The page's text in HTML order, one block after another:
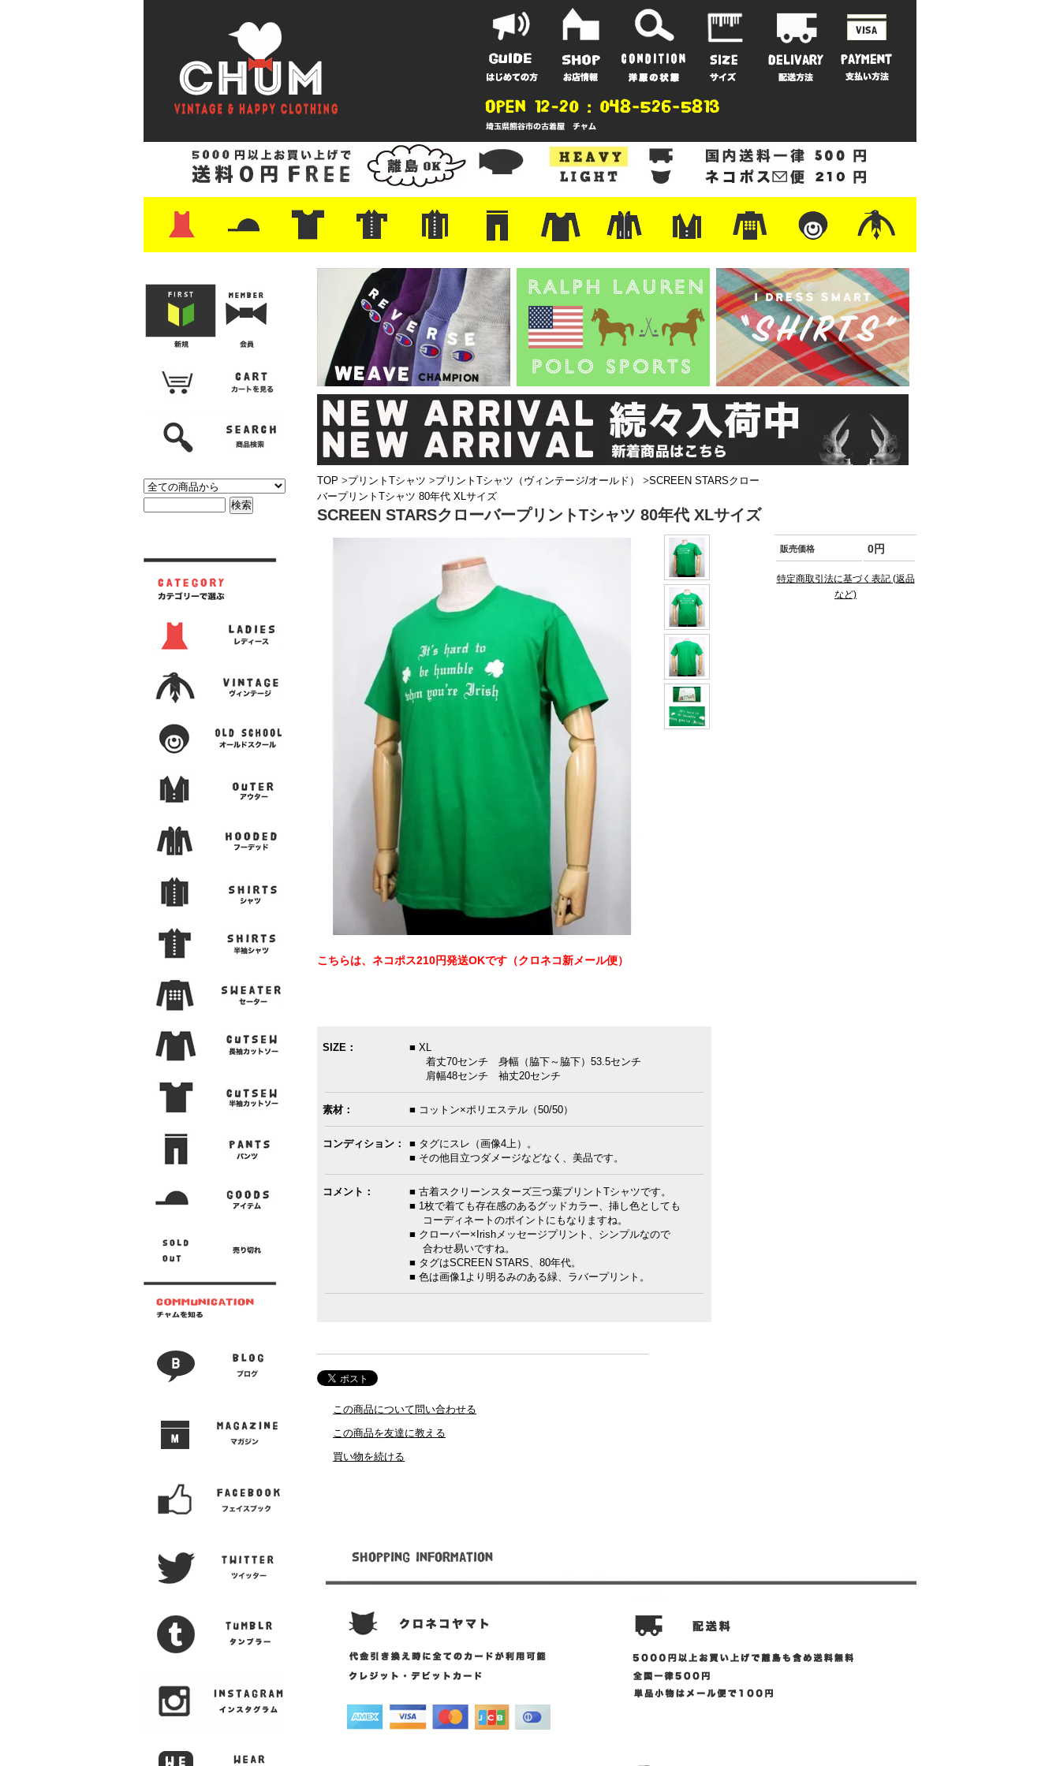
・レザーシューズ/スニーカー
・プリントTシャツ
・バンド/ツアー
・キャラクター
・Nike/adidas/スポーツ
・チャンピオン
・サーフ/スケート
・ボーダー/総柄/無地
・フットボール/リンガー
・タンクトップ/NBA・ポロシャツ
・半袖シャツ
・アロハ/サーフ/ボーリング
・ラルフ/ブランド
・無地/チェック/ストライプ
・ワーク/ミリタリー/ウエスタ
・ネル/ウール ・ショートパンツ
・アウトドア/グラミチ
・ジーンズ/ペインター
・Levi's RED
・ミリタリー/ワーク
・コーデュロイ/スタプレ
・コットン/スラックス/チノ
・オーバーオール/つなぎ
・ジャージ/スウェット/ナイロ
ン
・セントジェームス/ルミノア
・ロンT/サーマル/ラグビー・プリント/半袖/スウェット
・チャンピオン/リバース
・パーカー ・デニム/コットン
・アウトドア/フリース
・ジャージ/ナイロン
・ミリタリー/ワーク
・ウール/レザー
・スーツ/ジレ
TOP >プリントTシャツ >プリントTシャツ（ヴィンテージ/オールド） >SCREEN STARSクロー
バープリントTシャツ 80年代 XLサイズ
SCREEN STARSクローバープリントTシャツ 80年代 XLサイズ
販売価格 0円
特定商取引法に基づく表記 (返品
など)
こちらは、ネコポス210円発送OKです（クロネコ新メール便）
SIZE：
■ XL
着丈70センチ 身幅（脇下～脇下）53.5センチ
肩幅48センチ 袖丈20センチ
素材： ■ コットン×ポリエステル（50/50）
コンディション：
■ タグにスレ（画像4上）。
■ その他目立つダメージなどなく、美品です。
コメント：
■ 古着スクリーンスターズ三つ葉プリントTシャツです。
■ 1枚で着ても存在感のあるグッドカラー、挿し色としても
コーディネートのポイントにもなりますね。
■ クローバー×Irishメッセージプリント、シンプルなので
合わせ易いですね。
■ タグはSCREEN STARS、80年代。
■ 色は画像1より明るみのある緑、ラバープリント。
この商品について問い合わせる
この商品を友達に教える
買い物を続ける